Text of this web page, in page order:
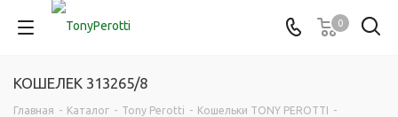
0
КОШЕЛЕК 313265/8
Главная - Каталог - Tony Perotti - Кошельки TONY PEROTTI -